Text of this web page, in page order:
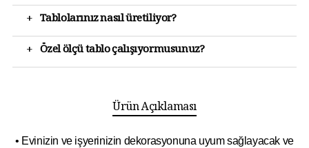
+ Tablolarınız nasıl üretiliyor?
+ Özel ölçü tablo çalışıyormusunuz?
Ürün Açıklaması
• Evinizin ve işyerinizin dekorasyonuna uyum sağlayacak ve